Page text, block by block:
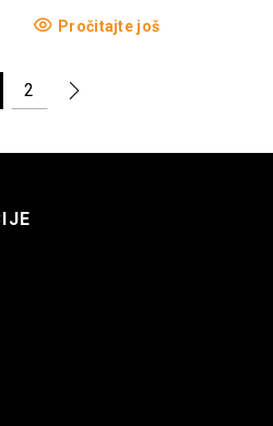
Pročitajte još
2